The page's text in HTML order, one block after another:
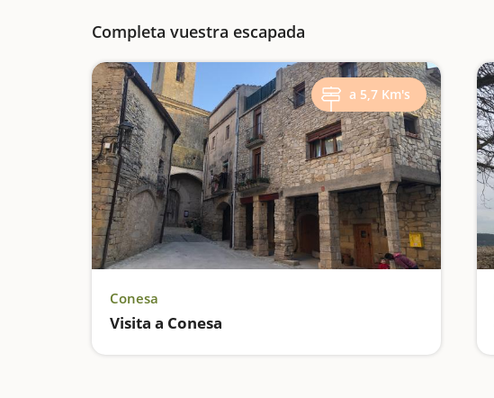
Completa vuestra escapada
a 5,7 Km's
Conesa
Visita a Conesa